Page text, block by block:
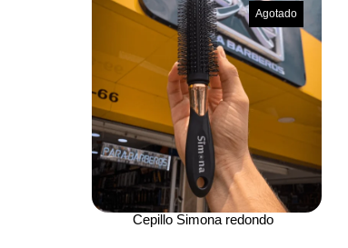
Agotado
Cepillo Simona redondo